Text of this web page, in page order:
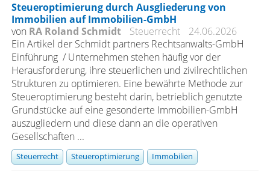
Steueroptimierung durch Ausgliederung von
Immobilien auf Immobilien-GmbH
von RA Roland Schmidt Steuerrecht
24.06.2026
Ein Artikel der Schmidt partners Rechtsanwalts-GmbH
Einführung / Unternehmen stehen häufig vor der
Herausforderung, ihre steuerlichen und zivilrechtlichen
Strukturen zu optimieren. Eine bewährte Methode zur
Steueroptimierung besteht darin, betrieblich genutzte
Grundstücke auf eine gesonderte Immobilien-GmbH
auszugliedern und diese dann an die operativen
Gesellschaften ...
Steuerrecht Steueroptimierung Immobilien